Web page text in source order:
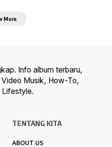
More
Info album terbaru,
Musik, How-To,
Lifestyle.
TENTANG KITA
ABOUT US